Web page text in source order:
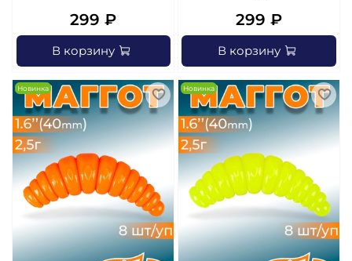
299 ₽
В корзину
299 ₽
В корзину
Новинка Новинка